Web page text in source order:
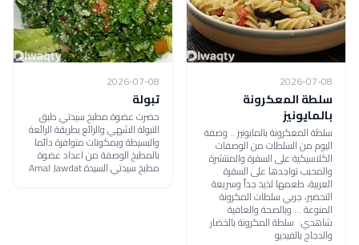
2026-07-08
سلطة المعكرونة
بالمايونيز
سلطة المعكرونة بالمايونيز .. وصفة
اليوم من السلطات من الوصفات
الكلاسيكية على السفرة والمنتشرة
والمحبب تواجدها على السفرة
العربية، طعمها لذيذ جداً وسريعة
التحضير، جربي سلطات المكرونة
المنوعة ... وبالصحة والعافية
شاهدي: سلطة المكرونة بالخضار
والدجاج بالفيديو
2026-07-08
تبولة
حضرت عضوة مطبخ سيدتي طبق
التبولة الشهي والرائع بطريقة الرائعة
والبسيطة وبمكونات متوافرة دائما
بالمطبخ الوصفة من اعداد عضوة
مطبخ سيدتي السيدة Amal Jawdat